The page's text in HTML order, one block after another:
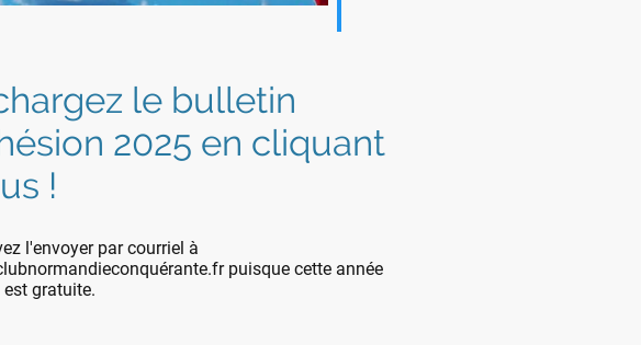
le bulletin
2025 en cliquant
!
l'envoyer par courriel à
puisque cette année
gratuite.